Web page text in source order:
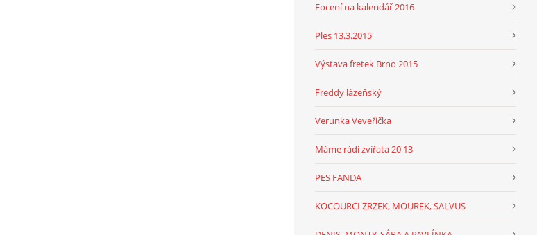
Focení na kalendář 2016
Ples 13.3.2015
Výstava fretek Brno 2015
Freddy lázeňský
Verunka Veveřička
Máme rádi zvířata 20'13
PES FANDA
KOCOURCI ZRZEK, MOUREK, SALVUS